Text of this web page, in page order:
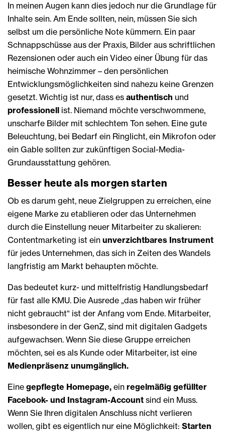
In meinen Augen kann dies jedoch nur die Grundlage für
Inhalte sein. Am Ende sollten, nein, müssen Sie sich
selbst um die persönliche Note kümmern. Ein paar
Schnappschüsse aus der Praxis, Bilder aus schriftlichen
Rezensionen oder auch ein Video einer Übung für das
heimische Wohnzimmer – den persönlichen
Entwicklungsmöglichkeiten sind nahezu keine Grenzen
gesetzt. Wichtig ist nur, dass es authentisch und
professionell ist. Niemand möchte verschwommene,
unscharfe Bilder mit schlechtem Ton sehen. Eine gute
Beleuchtung, bei Bedarf ein Ringlicht, ein Mikrofon oder
ein Gable sollten zur zukünftigen Social-Media-
Grundausstattung gehören.
Besser heute als morgen starten
Ob es darum geht, neue Zielgruppen zu erreichen, eine
eigene Marke zu etablieren oder das Unternehmen
durch die Einstellung neuer Mitarbeiter zu skalieren:
Contentmarketing ist ein unverzichtbares Instrument
für jedes Unternehmen, das sich in Zeiten des Wandels
langfristig am Markt behaupten möchte.
Das bedeutet kurz- und mittelfristig Handlungsbedarf
für fast alle KMU. Die Ausrede „das haben wir früher
nicht gebraucht“ ist der Anfang vom Ende. Mitarbeiter,
insbesondere in der GenZ, sind mit digitalen Gadgets
aufgewachsen. Wenn Sie diese Gruppe erreichen
möchten, sei es als Kunde oder Mitarbeiter, ist eine
Medienpräsenz unumgänglich.
Eine gepflegte Homepage, ein regelmäßig gefüllter
Facebook- und Instagram-Account sind ein Muss.
Wenn Sie Ihren digitalen Anschluss nicht verlieren
wollen, gibt es eigentlich nur eine Möglichkeit: Starten